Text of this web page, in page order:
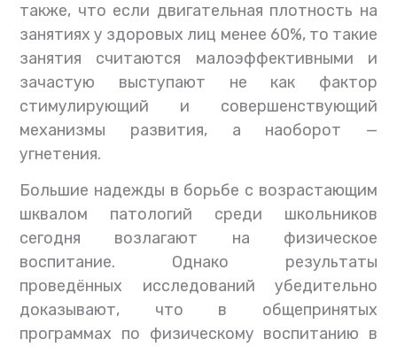
также, что если двигательная плотность на
занятиях у здоровых лиц менее 60%, то такие
занятия считаются малоэффективными и
зачастую выступают не как фактор
стимулирующий и совершенствующий
механизмы развития, а наоборот —
угнетения.
Большие надежды в борьбе с возрастающим
шквалом патологий среди школьников
сегодня возлагают на физическое
воспитание. Однако результаты
проведённых исследований убедительно
доказывают, что в общепринятых
программах по физическому воспитанию в